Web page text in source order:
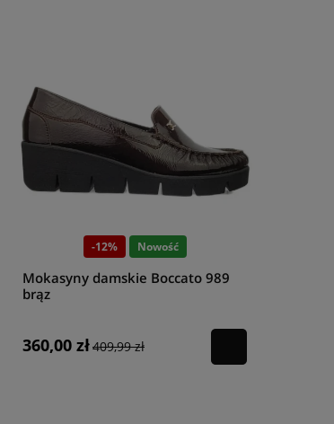
-12% Nowość
Mokasyny damskie Boccato 989
brąz
360,00 zł409,99 zł